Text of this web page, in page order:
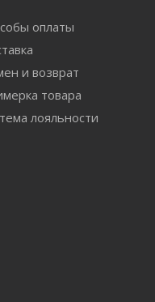
оплаты
и возврат
товара
лояльности